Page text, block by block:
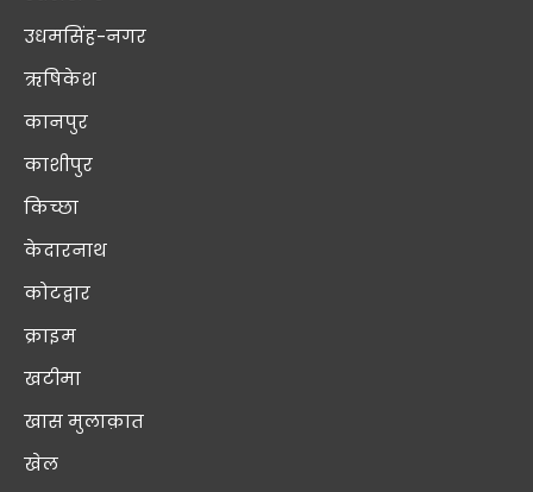
उधमसिंह-नगर
ऋषिकेश
कानपुर
काशीपुर
किच्छा
केदारनाथ
कोटद्वार
क्राइम
खटीमा
खास मुलाक़ात
खेल